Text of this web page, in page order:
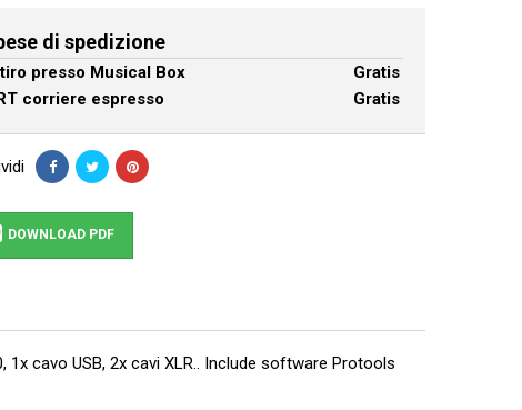
di spedizione
presso Musical Box
Gratis
corriere espresso
Gratis
DOWNLOAD PDF
1x cavo USB, 2x cavi XLR.. Include software Protools